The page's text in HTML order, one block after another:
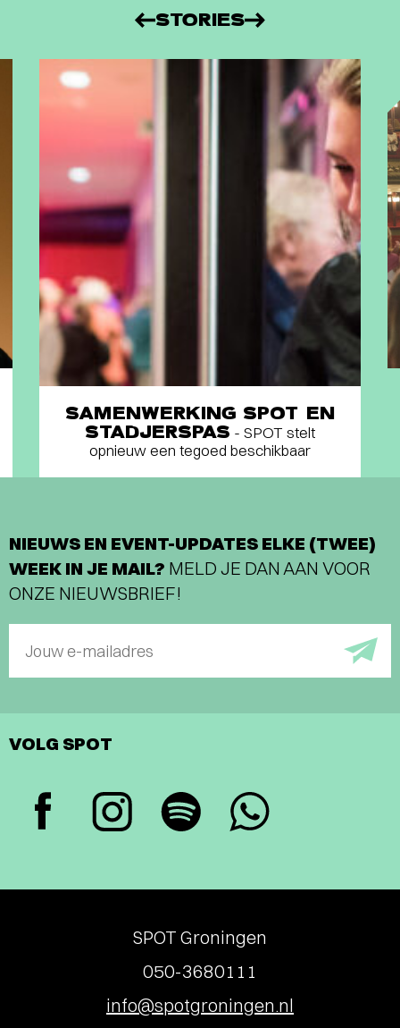
STORIES
SAMENWERKING SPOT EN
STADJERSPAS - SPOT stelt
opnieuw een tegoed beschikbaar
NIEUWS EN EVENT-UPDATES ELKE (TWEE)
WEEK IN JE MAIL? MELD JE DAN AAN VOOR
ONZE NIEUWSBRIEF!
Jouw e-mailadres
VOLG SPOT
SPOT Groningen
050-3680111
info@spotgroningen.nl